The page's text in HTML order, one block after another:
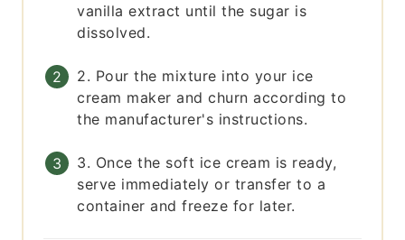
vanilla extract until the sugar is
dissolved.
2. Pour the mixture into your ice
cream maker and churn according to
the manufacturer's instructions.
3. Once the soft ice cream is ready,
serve immediately or transfer to a
container and freeze for later.